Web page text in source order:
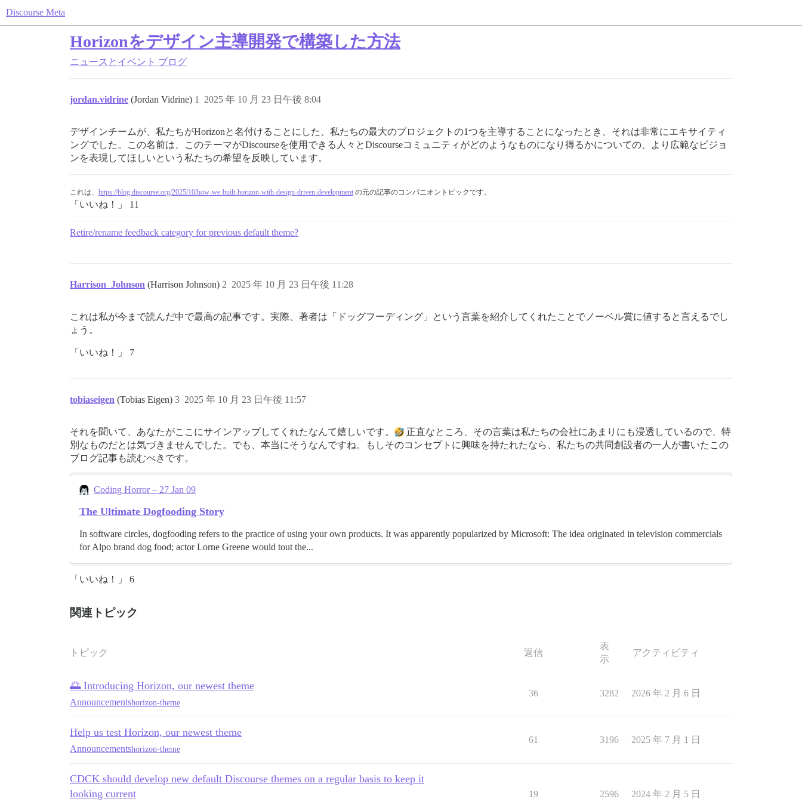
Discourse Meta
Horizonをデザイン主導開発で構築した方法
ニュースとイベント ブログ
jordan.vidrine (Jordan Vidrine) 2025 年 10 月 23 日午後 8:04
1
デザインチームが、私たちがHorizonと名付けることにした、私たちの最大のプロジェクトの1つを主導することになったとき、それは非常にエキサイティ
ングでした。この名前は、このテーマがDiscourseを使用できる人々とDiscourseコミュニティがどのようなものになり得るかについての、より広範なビジョ
ンを表現してほしいという私たちの希望を反映しています。
これは、 https://blog.discourse.org/2025/10/how-we-built-horizon-with-design-driven-development の元の記事のコンパニオントピックです。
「いいね！」 11
Retire/rename feedback category for previous default theme?
Harrison_Johnson (Harrison Johnson) 2025 年 10 月 23 日午後 11:28
2
これは私が今まで読んだ中で最高の記事です。実際、著者は「ドッグフーディング」という言葉を紹介してくれたことでノーベル賞に値すると言えるでし
ょう。
「いいね！」 7
tobiaseigen (Tobias Eigen) 2025 年 10 月 23 日午後 11:57
3
それを聞いて、あなたがここにサインアップしてくれたなんて嬉しいです。
正直なところ、その言葉は私たちの会社にあまりにも浸透しているので、特
別なものだとは気づきませんでした。でも、本当にそうなんですね。もしそのコンセプトに興味を持たれたなら、私たちの共同創設者の一人が書いたこの
ブログ記事も読むべきです。
Coding Horror – 27 Jan 09
The Ultimate Dogfooding Story
In software circles, dogfooding refers to the practice of using your own products. It was apparently popularized by Microsoft: The idea originated in television commercials
for Alpo brand dog food; actor Lorne Greene would tout the...
「いいね！」 6
関連トピック
トピック 返信
表
示
アクティビティ
🌅 Introducing Horizon, our newest theme
Announcementshorizon-theme
36 3282 2026 年 2 月 6 日
Help us test Horizon, our newest theme
Announcementshorizon-theme
61 3196 2025 年 7 月 1 日
CDCK should develop new default Discourse themes on a regular basis to keep it
looking current
19 2596 2024 年 2 月 5 日